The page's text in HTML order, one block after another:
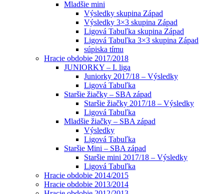
Mladšie mini
Výsledky skupina Západ
Výsledky 3×3 skupina Západ
Ligová Tabuľka skupina Západ
Ligová Tabuľka 3×3 skupina Západ
súpiska tímu
Hracie obdobie 2017/2018
JUNIORKY – I. liga
Juniorky 2017/18 – Výsledky
Ligová Tabuľka
Staršie žiačky – SBA západ
Staršie žiačky 2017/18 – Výsledky
Ligová Tabuľka
Mladšie žiačky – SBA západ
Výsledky
Ligová Tabuľka
Staršie Mini – SBA západ
Staršie mini 2017/18 – Výsledky
Ligová Tabuľka
Hracie obdobie 2014/2015
Hracie obdobie 2013/2014